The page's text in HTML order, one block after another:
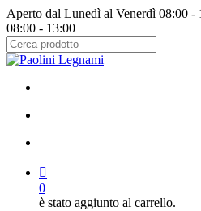
Salta
al
contenuto
principale
Aperto dal Lunedì al Venerdì 08:00 -
08:00 - 13:00
Chiudi
0
è stato aggiunto al carrello.